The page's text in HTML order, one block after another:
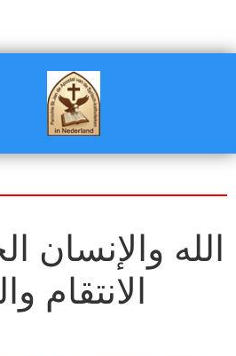
الله والإنسان
الانتقام